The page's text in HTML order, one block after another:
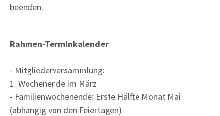
beenden.
Rahmen-Terminkalender
- Mitgliederversammlung:
1. Wochenende im März
- Familienwochenende: Erste Hälfte Monat Mai
(abhängig von den Feiertagen)